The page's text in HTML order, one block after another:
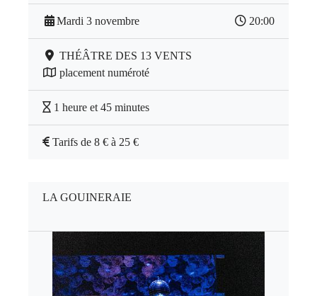
Mardi 3 novembre 20:00
THÉÂTRE DES 13 VENTS
placement numéroté
1 heure et 45 minutes
Tarifs de 8 € à 25 €
LA GOUINERAIE